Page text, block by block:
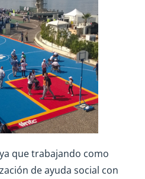
que trabajando como
de ayuda social con